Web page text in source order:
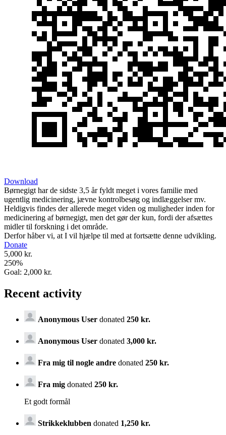
Download
Børnegigt har de sidste 3,5 år fyldt meget i vores familie med
ugentlig medicinering, jævne kontrolbesøg og indlæggelser mv.
Heldigvis findes der allerede meget viden og muligheder inden for
medicinering af børnegigt, men det gør der kun, fordi der afsættes
midler til forskning i det område.
Derfor håber vi, at I vil hjælpe til med at fortsætte denne udvikling.
Donate
5,000 kr.
250%
Goal: 2,000 kr.
Recent activity
Anonymous User donated 250 kr.
Anonymous User donated 3,000 kr.
Fra mig til nogle andre donated 250 kr.
Fra mig donated 250 kr.
Et godt formål
Strikkeklubben donated 1,250 kr.